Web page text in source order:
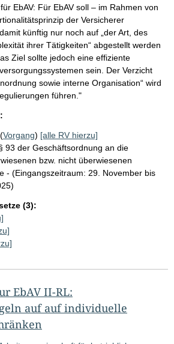
EbAV: Für EbAV soll – im Rahmen von
der Versicherer
künftig nur noch auf „der Art, des
ihrer Tätigkeiten“ abgestellt werden
Ziel sollte jedoch eine effiziente
sein. Der Verzicht
sowie interne Organisation“ wird
führen."
(Vorgang) [alle RV hierzu]
93 der Geschäftsordnung an die
bzw. nicht überwiesenen
- (Eingangszeitraum: 29. November bis
(3):
EbAV II-RL:
auf auf individuelle